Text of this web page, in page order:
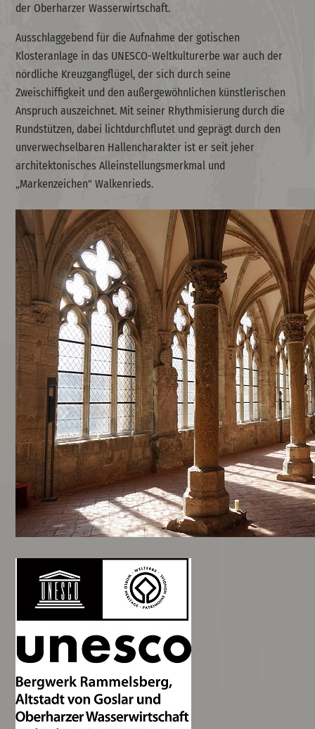
der Oberharzer Wasserwirtschaft.
Ausschlaggebend für die Aufnahme der gotischen
Klosteranlage in das UNESCO-Weltkulturerbe war auch der
nördliche Kreuzgangflügel, der sich durch seine
Zweischiffigkeit und den außergewöhnlichen künstlerischen
Anspruch auszeichnet. Mit seiner Rhythmisierung durch die
Rundstützen, dabei lichtdurchflutet und geprägt durch den
unverwechselbaren Hallencharakter ist er seit jeher
architektonisches Alleinstellungsmerkmal und
„Markenzeichen" Walkenrieds.